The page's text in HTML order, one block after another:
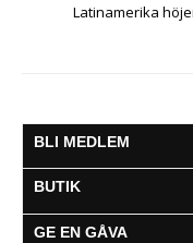
Latinamerika
BLI MEDLEM
BUTIK
GE EN GÅVA